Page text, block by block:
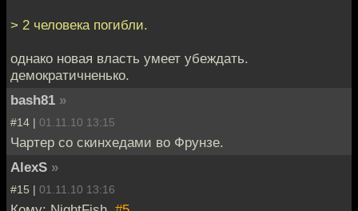
> 2 человека погибли.
однако новая власть умеет убеждать.
демократичненько.
bash81 »
#14 | 01.11.10 13:15
Чартер со скинхедами во Фрунзе.
AlexS »
#15 | 01.11.10 13:16